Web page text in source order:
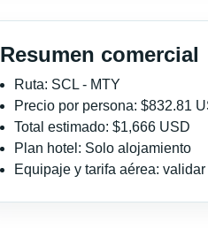
Resumen comercial
Ruta: SCL - MTY
Precio por persona: $832.81
Total estimado: $1,666 USD
Plan hotel: Solo alojamiento
Equipaje y tarifa aérea: